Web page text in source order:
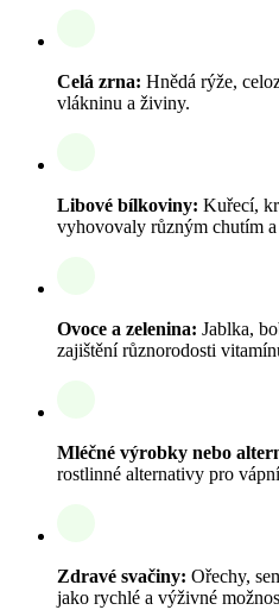
Celá zrna: Hnědá rýže,
vlákninu a živiny.
Libové bílkoviny: Kuřecí,
vyhovovaly různým chutím
Ovoce a zelenina: Jablka,
zajištění různorodosti
Mléčné výrobky nebo
rostlinné alternativy pro
Zdravé svačiny: Ořechy,
jako rychlé a výživné